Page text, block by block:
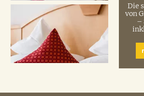
Die
von
–